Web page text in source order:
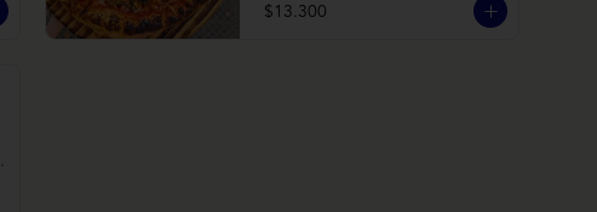
$13.300